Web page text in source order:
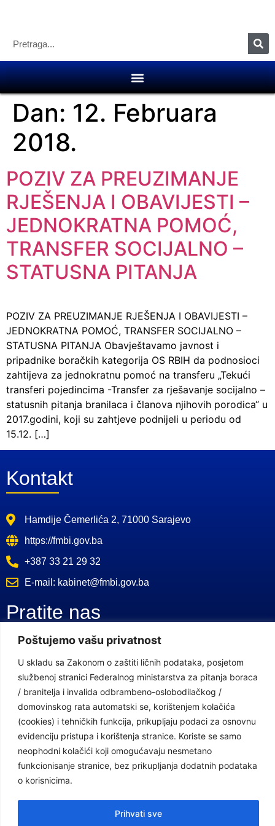
Poštujemo vašu privatnost
U skladu sa Zakonom o zaštiti ličnih podataka, posjetom
službenoj stranici Federalnog ministarstva za pitanja boraca
/ branitelja i invalida odbrambeno-oslobodilačkog /
domovinskog rata automatski se, korištenjem kolačića
(cookies) i tehničkih funkcija, prikupljaju podaci za osnovnu
evidenciju pristupa i korištenja stranice. Koriste se samo
neophodni kolačići koji omogućavaju nesmetano
funkcionisanje stranice, bez prikupljanja dodatnih podataka
o korisnicima.
Prihvati sve
Dan: 12. Februara
2018.
POZIV ZA PREUZIMANJE
RJEŠENJA I OBAVIJESTI –
JEDNOKRATNA POMOĆ,
TRANSFER SOCIJALNO –
STATUSNA PITANJA
POZIV ZA PREUZIMANJE RJEŠENJA I OBAVIJESTI –
JEDNOKRATNA POMOĆ, TRANSFER SOCIJALNO –
STATUSNA PITANJA Obavještavamo javnost i
pripadnike boračkih kategorija OS RBIH da podnosioci
zahtijeva za jednokratnu pomoć na transferu „Tekući
transferi pojedincima -Transfer za rješavanje socijalno –
statusnih pitanja branilaca i članova njihovih porodica“ u
2017.godini, koji su zahtjeve podnijeli u periodu od
15.12. […]
Kontakt
Hamdije Čemerlića 2, 71000 Sarajevo
https://fmbi.gov.ba
+387 33 21 29 32
E-mail: kabinet@fmbi.gov.ba
Pratite nas
Youtube Kanal
Linkovi
Vlada Federacije Bosne i Hercegovine
Federalno ministarstvo finansija
Federalni zavod za penzijsko i invalidsko osiguranje
Federalno ministarstvo rada i socijalne politike